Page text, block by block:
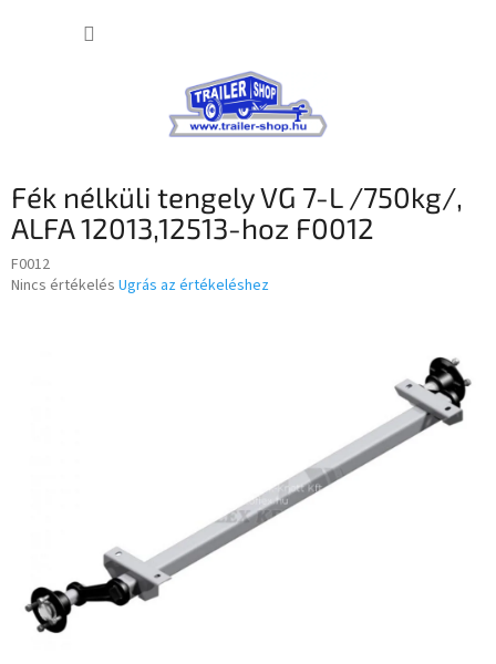
Fék nélküli tengely VG 7-L /750kg/,
ALFA 12013,12513-hoz F0012
F0012
A
Nincs értékelés Ugrás az értékeléshez